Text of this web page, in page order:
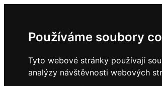
Používáme soubory
Tyto webové stránky používají
analýzy návštěvnosti webových